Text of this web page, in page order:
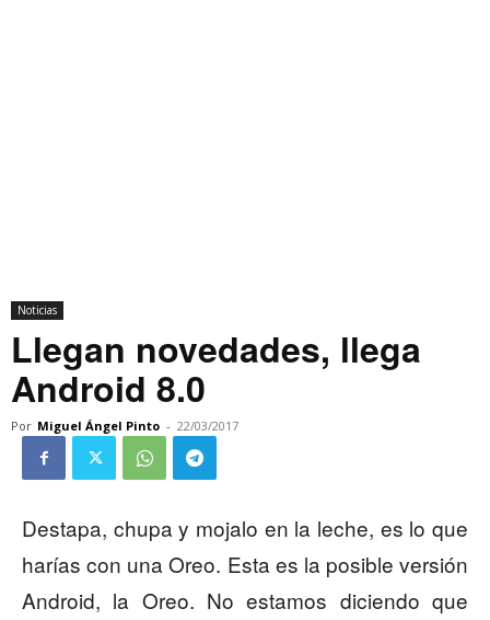
Noticias
Llegan novedades, llega
Android 8.0
Por Miguel Ángel Pinto - 22/03/2017
Destapa, chupa y mojalo en la leche, es lo que
harías con una Oreo. Esta es la posible versión
Android, la Oreo. No estamos diciendo que